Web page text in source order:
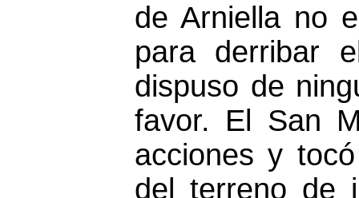
de Arniella no
para derribar
dispuso de
favor. El San
acciones y
del terreno de